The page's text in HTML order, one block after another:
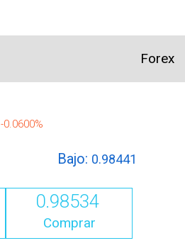
Forex
-0.0600%
Bajo: 0.98441
0.98534
Comprar